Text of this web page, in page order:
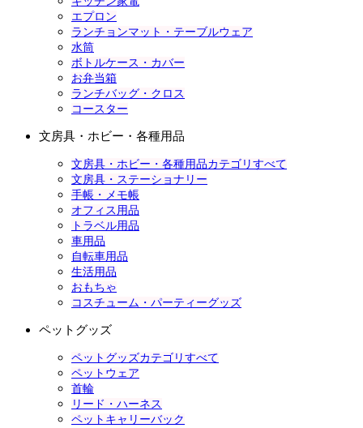
エプロン
ランチョンマット・テーブルウェア
水筒
ボトルケース・カバー
お弁当箱
ランチバッグ・クロス
コースター
文房具・ホビー・各種用品
文房具・ホビー・各種用品カテゴリすべて
文房具・ステーショナリー
手帳・メモ帳
オフィス用品
トラベル用品
車用品
自転車用品
生活用品
おもちゃ
コスチューム・パーティーグッズ
ペットグッズ
ペットグッズカテゴリすべて
ペットウェア
首輪
リード・ハーネス
ペットキャリーバック